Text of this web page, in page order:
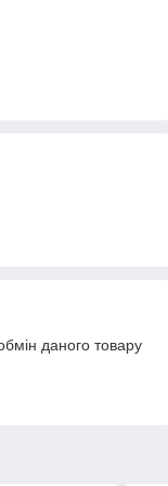
даного товару